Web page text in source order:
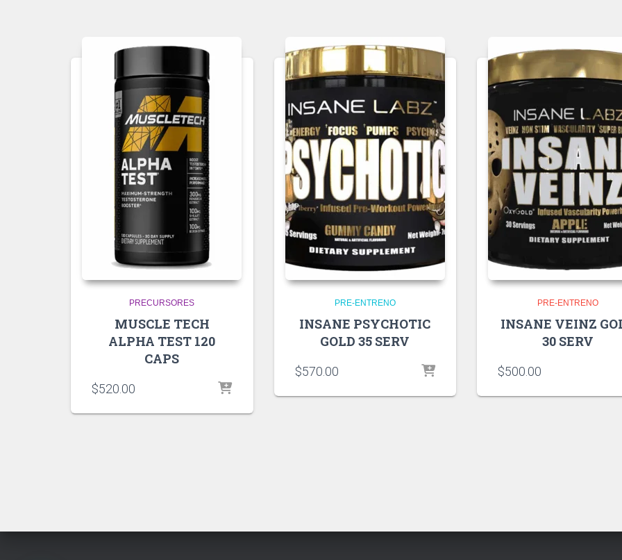
PRECURSORES
MUSCLE TECH
ALPHA TEST 120
CAPS
$520.00
PRE-ENTRENO
INSANE PSYCHOTIC
GOLD 35 SERV
$570.00
PRE-ENTRENO
INSANE VEINZ
30 SERV
$500.00